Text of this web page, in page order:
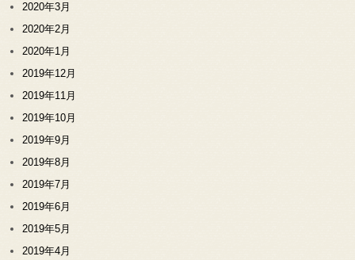
2020年3月
2020年2月
2020年1月
2019年12月
2019年11月
2019年10月
2019年9月
2019年8月
2019年7月
2019年6月
2019年5月
2019年4月